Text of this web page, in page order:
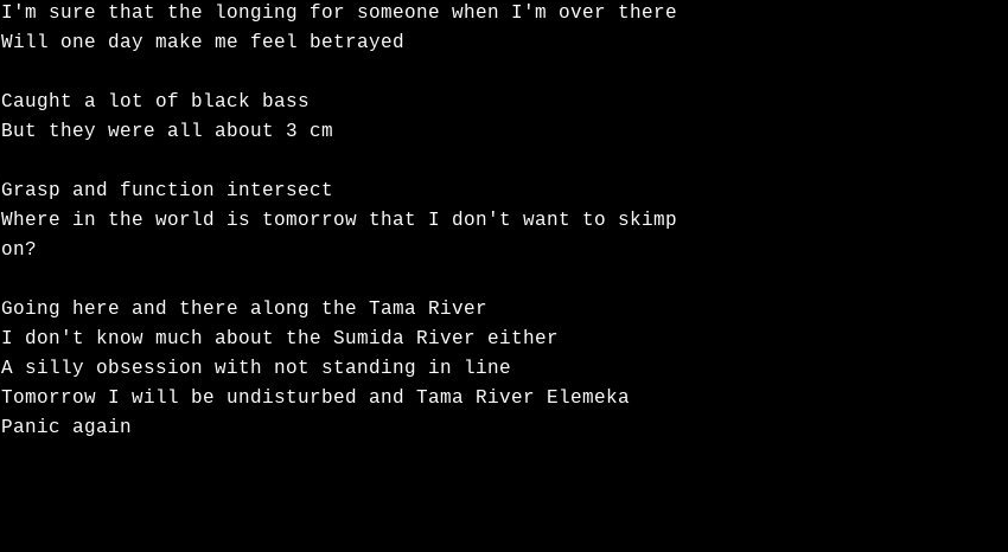
I'm sure that the longing for someone when I'm over there
Will one day make me feel betrayed
Caught a lot of black bass
But they were all about 3 cm
Grasp and function intersect
Where in the world is tomorrow that I don't want to skimp
on?
Going here and there along the Tama River
I don't know much about the Sumida River either
A silly obsession with not standing in line
Tomorrow I will be undisturbed and Tama River Elemeka
Panic again